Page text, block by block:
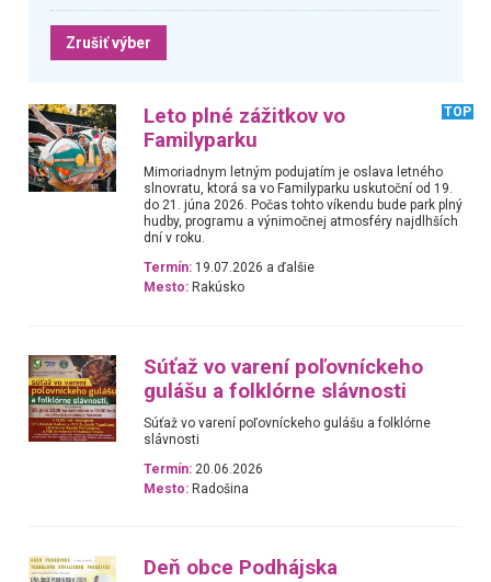
Zrušiť výber
Leto plné zážitkov vo
Familyparku
TOP
Mimoriadnym letným podujatím je oslava letného
slnovratu, ktorá sa vo Familyparku uskutoční od 19.
do 21. júna 2026. Počas tohto víkendu bude park plný
hudby, programu a výnimočnej atmosféry najdlhších
dní v roku.
Termín: 19.07.2026 a ďalšie
Mesto: Rakúsko
Súťaž vo varení poľovníckeho
gulášu a folklórne slávnosti
Súťaž vo varení poľovníckeho gulášu a folklórne
slávnosti
Termín: 20.06.2026
Mesto: Radošina
Deň obce Podhájska